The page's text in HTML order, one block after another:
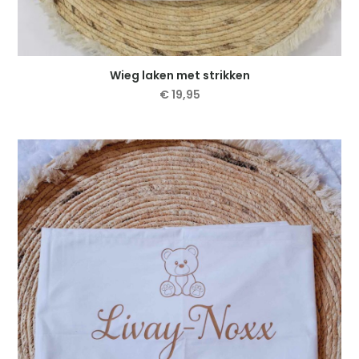
Wieg laken met strikken
€19,95
heeft
meerdere
variaties.
Deze
optie
kan
gekozen
worden
op
de
productpagina